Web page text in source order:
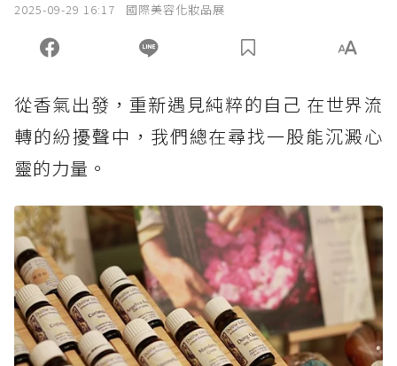
2025-09-29 16:17 國際美容化妝品展
從香氣出發，重新遇見純粹的自己 在世界流
轉的紛擾聲中，我們總在尋找一股能沉澱心
靈的力量。